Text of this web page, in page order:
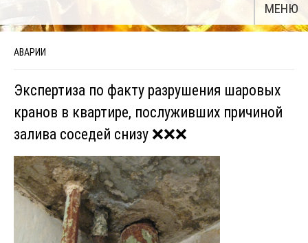
МЕНЮ
АВАРИИ
Экспертиза по факту разрушения шаровых
кранов в квартире, послуживших причиной
залива соседей снизу ❌❌❌